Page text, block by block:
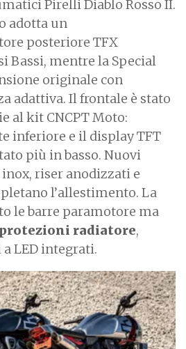
Pirelli Diablo Rosso II.
adotta un
posteriore TFX
Bassi, mentre la Special
originale con
adattiva. Il frontale è stato
al kit CNCPT Moto:
inferiore e il display TFT
più in basso. Nuovi
riser anodizzati e
l’allestimento. La
le barre paramotore ma
radiatore,
LED integrati.